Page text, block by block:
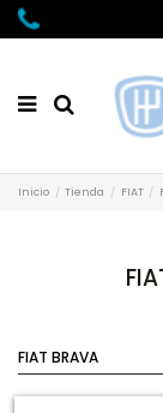
Inicio Tienda FIAT
FIAT BRAVA
FIAT BRAVA